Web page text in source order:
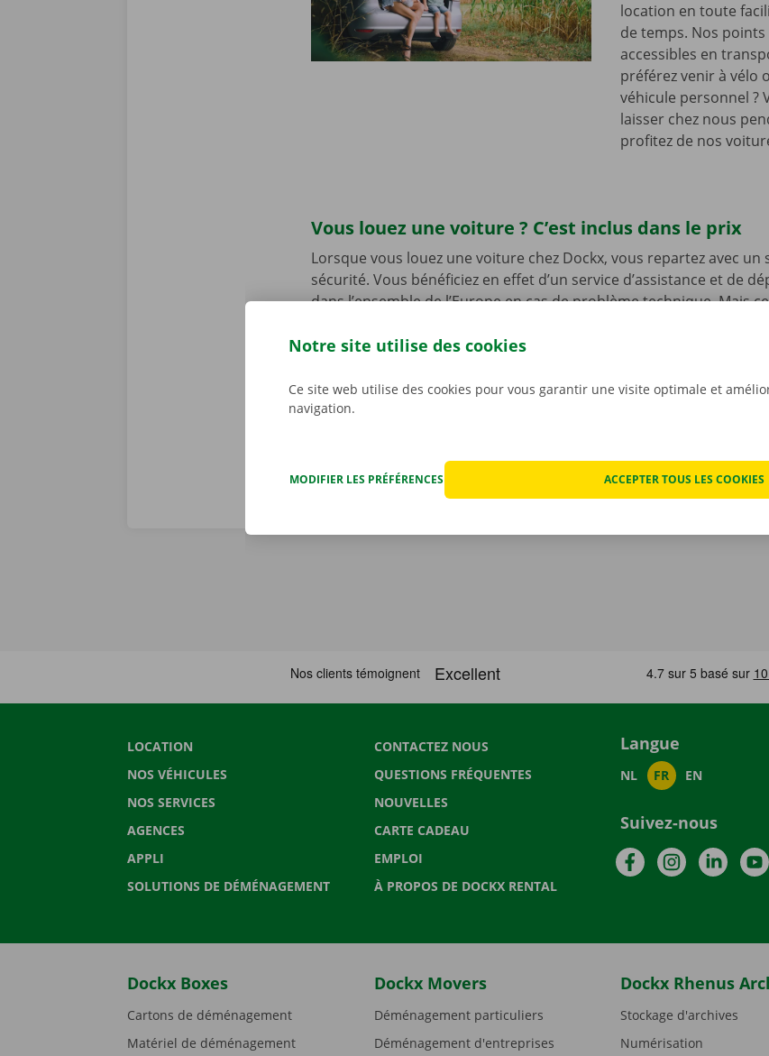
location en toute
de temps. Nos
accessibles en
préférez venir à vélo
véhicule personnel ?
laisser chez nous
profitez de nos
Vous louez une voiture ? C’est inclus dans le prix
Lorsque vous louez une voiture chez Dockx, vous repartez avec un
sécurité. Vous bénéficiez en effet d’un service d’assistance et de
dans l’ensemble de l’Europe en cas de problème technique. Mais
début de la location. Nous constatons l’état de la voiture ensemble
véritables priorités.
LOCATION
NOS VÉHICULES
NOS SERVICES
AGENCES
APPLI
SOLUTIONS DE DÉMÉNAGEMENT
CONTACTEZ NOUS
QUESTIONS FRÉQUENTES
NOUVELLES
CARTE CADEAU
EMPLOI
À PROPOS DE DOCKX RENTAL
Langue
NL FR EN
Suivez-nous
FacebookInstagram
Dockx Boxes
Cartons de déménagement
Matériel de déménagement
Dockx Movers
Déménagement particuliers
Déménagement d'entreprises
Dockx Rhenus
Stockage d'archives
Numérisation
Notre site utilise des cookies
Ce site web utilise des cookies pour vous garantir une visite optimale et
navigation.
MODIFIER LES PRÉFÉRENCES ACCEPTER TOUS LES COOKIES